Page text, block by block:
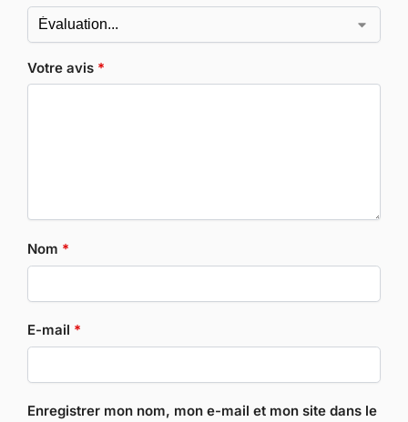
Votre avis *
Nom *
E-mail *
Enregistrer mon nom, mon e-mail et mon site dans le